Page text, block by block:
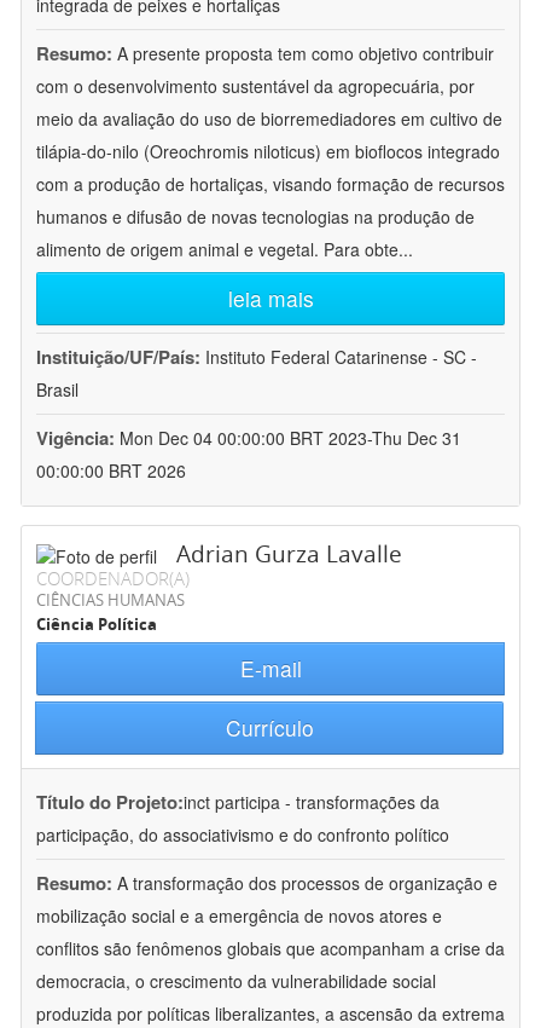
integrada de peixes e hortaliças
Resumo: A presente proposta tem como objetivo contribuir
com o desenvolvimento sustentável da agropecuária, por
meio da avaliação do uso de biorremediadores em cultivo de
tilápia-do-nilo (Oreochromis niloticus) em bioflocos integrado
com a produção de hortaliças, visando formação de recursos
humanos e difusão de novas tecnologias na produção de
alimento de origem animal e vegetal. Para obte...
leia mais
Instituição/UF/País: Instituto Federal Catarinense - SC -
Brasil
Vigência: Mon Dec 04 00:00:00 BRT 2023-Thu Dec 31
00:00:00 BRT 2026
Adrian Gurza Lavalle
COORDENADOR(A)
CIÊNCIAS HUMANAS
Ciência Política
E-mail
Currículo
Título do Projeto:inct participa - transformações da
participação, do associativismo e do confronto político
Resumo: A transformação dos processos de organização e
mobilização social e a emergência de novos atores e
conflitos são fenômenos globais que acompanham a crise da
democracia, o crescimento da vulnerabilidade social
produzida por políticas liberalizantes, a ascensão da extrema